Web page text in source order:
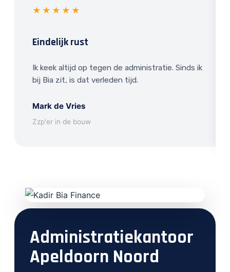
★★★★★
Eindelijk rust
Ik keek altijd op tegen de administratie. Sinds ik
bij Bia zit, is dat verleden tijd.
Mark de Vries
Zzp'er in de bouw
Administratiekantoor
Apeldoorn Noord